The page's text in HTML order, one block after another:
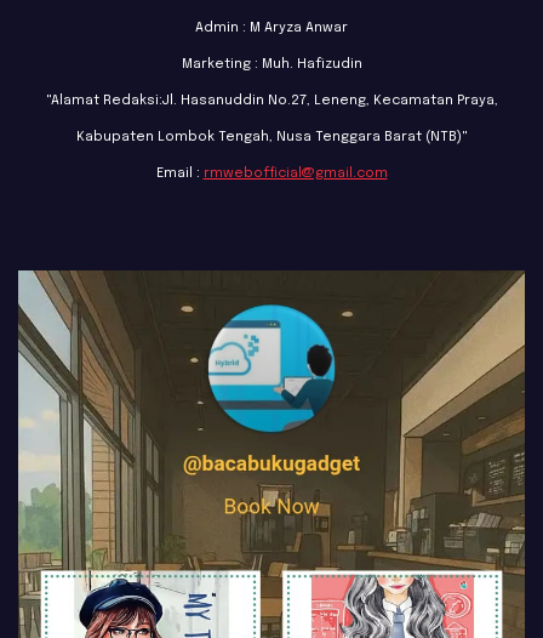
Admin : M Aryza Anwar
Marketing : Muh. Hafizudin
"Alamat Redaksi:Jl. Hasanuddin No.27, Leneng, Kecamatan Praya,
Kabupaten Lombok Tengah, Nusa Tenggara Barat (NTB)"
Email : rmwebofficial@gmail.com